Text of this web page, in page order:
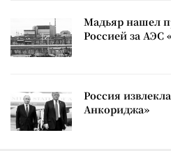
Мадьяр нашел
Россией за АЭС
Россия
Анкориджа»